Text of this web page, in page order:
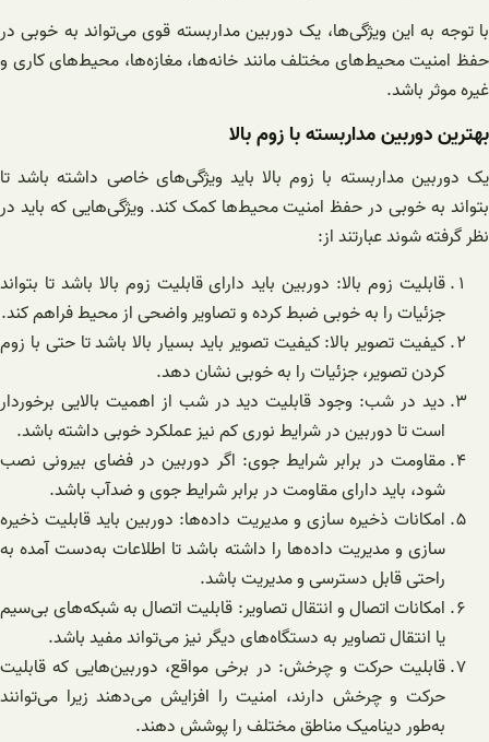
با توجه به این ویژگی‌ها، یک دوربین مداربسته قوی می‌تواند به خوبی در
حفظ امنیت محیط‌های مختلف مانند خانه‌ها، مغازه‌ها، محیط‌های کاری و
غیره موثر باشد.
بهترین دوربین مداربسته با زوم بالا
یک دوربین مداربسته با زوم بالا باید ویژگی‌های خاصی داشته باشد تا
بتواند به خوبی در حفظ امنیت محیط‌ها کمک کند. ویژگی‌هایی که باید در
نظر گرفته شوند عبارتند از:
قابلیت زوم بالا: دوربین باید دارای قابلیت زوم بالا باشد تا بتواند
جزئیات را به خوبی ضبط کرده و تصاویر واضحی از محیط فراهم کند.
کیفیت تصویر بالا: کیفیت تصویر باید بسیار بالا باشد تا حتی با زوم
کردن تصویر، جزئیات را به خوبی نشان دهد.
دید در شب: وجود قابلیت دید در شب از اهمیت بالایی برخوردار
است تا دوربین در شرایط نوری کم نیز عملکرد خوبی داشته باشد.
مقاومت در برابر شرایط جوی: اگر دوربین در فضای بیرونی نصب
شود، باید دارای مقاومت در برابر شرایط جوی و ضدآب باشد.
امکانات ذخیره سازی و مدیریت داده‌ها: دوربین باید قابلیت ذخیره
سازی و مدیریت داده‌ها را داشته باشد تا اطلاعات به‌دست آمده به
راحتی قابل دسترسی و مدیریت باشد.
امکانات اتصال و انتقال تصاویر: قابلیت اتصال به شبکه‌های بی‌سیم
یا انتقال تصاویر به دستگاه‌های دیگر نیز می‌تواند مفید باشد.
قابلیت حرکت و چرخش: در برخی مواقع، دوربین‌هایی که قابلیت
حرکت و چرخش دارند، امنیت را افزایش می‌دهند زیرا می‌توانند
به‌طور دینامیک مناطق مختلف را پوشش دهند.